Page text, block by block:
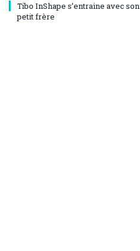
Tibo InShape s’entraine avec son
petit frère